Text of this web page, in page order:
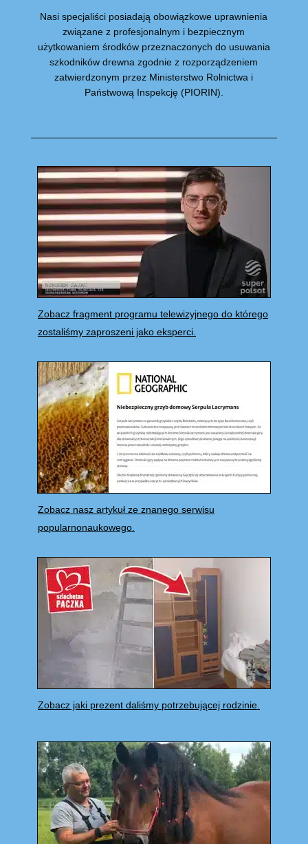
Nasi specjaliści posiadają obowiązkowe uprawnienia
związane z profesjonalnym i bezpiecznym
użytkowaniem środków przeznaczonych do usuwania
szkodników drewna zgodnie z rozporządzeniem
zatwierdzonym przez Ministerstwo Rolnictwa i
Państwową Inspekcję (PIORIN).
Zobacz fragment programu telewizyjnego do którego
zostaliśmy zaproszeni jako eksperci.
Zobacz nasz artykuł ze znanego serwisu
popularnonaukowego.
Zobacz jaki prezent daliśmy potrzebującej rodzinie.